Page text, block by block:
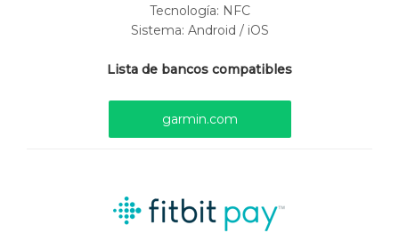
Tecnología: NFC
Sistema: Android / iOS
Lista de bancos compatibles
garmin.com